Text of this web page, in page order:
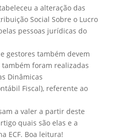
a alteração das
Social Sobre o Lucro
pessoas jurídicas do
gestores também devem
foram realizadas
Dinâmicas
Fiscal), referente ao
a valer a partir deste
quais são elas e a
ECF. Boa leitura!